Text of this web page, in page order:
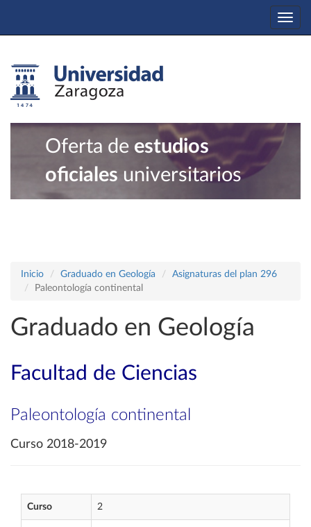
Oferta de estudios
oficiales universitarios
Inicio Graduado en Geología
Asignaturas del plan 296
Paleontología continental
Graduado en Geología
Facultad de Ciencias
Paleontología continental
Curso 2018-2019
Curso 2